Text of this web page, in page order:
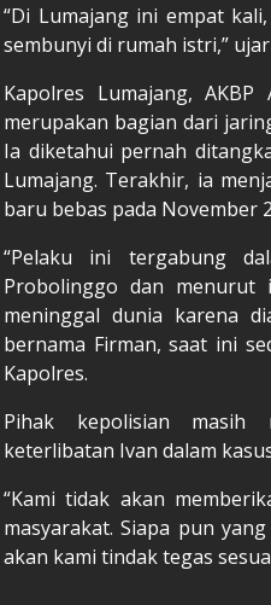
“Di Lumajang ini empat
sembunyi di rumah istri,”
Kapolres Lumajang,
merupakan bagian dari
Ia diketahui pernah
Lumajang. Terakhir, ia
baru bebas pada November
“Pelaku ini tergabung
Probolinggo dan menurut
meninggal dunia karena
bernama Firman, saat ini
Kapolres.
Pihak kepolisian masih
keterlibatan Ivan dalam
“Kami tidak akan
masyarakat. Siapa pun
akan kami tindak tegas